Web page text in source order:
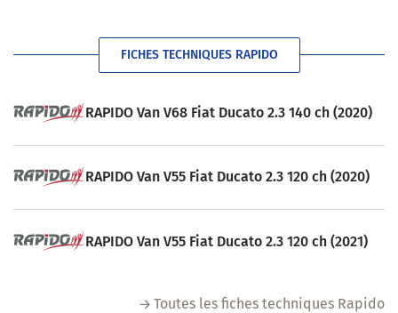
FICHES TECHNIQUES RAPIDO
RAPIDO Van V68 Fiat Ducato 2.3 140 ch (2020)
RAPIDO Van V55 Fiat Ducato 2.3 120 ch (2020)
RAPIDO Van V55 Fiat Ducato 2.3 120 ch (2021)
Toutes les fiches techniques Rapido